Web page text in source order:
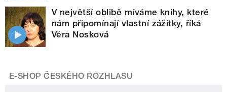
V největší oblibě míváme knihy, které
nám připomínají vlastní zážitky, říká
Věra Nosková
E-SHOP ČESKÉHO ROZHLASU